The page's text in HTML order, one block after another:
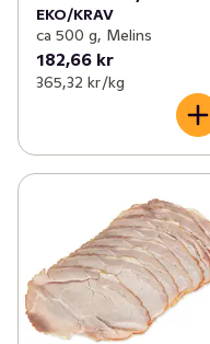
EKO/KRAV
ca 500 g, Melins
182,66 kr
365,32 kr /kg